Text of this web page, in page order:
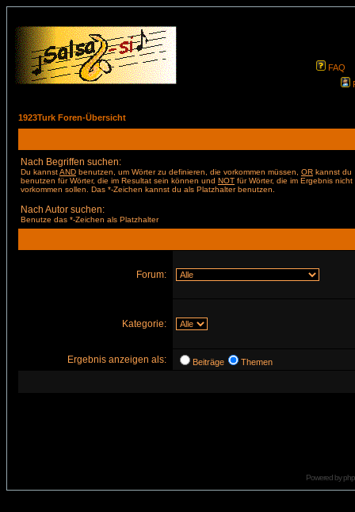
FAQ
1923Turk Foren-Übersicht
Nach Begriffen suchen:
Du kannstAND benutzen, um Wörter zu definieren, die vorkommen müssen, OR kannst du
benutzen für Wörter, die im Resultat sein können und NOT für Wörter, die im Ergebnis nicht
vorkommen sollen. Das *-Zeichen kannst du als Platzhalter benutzen.
Nach Autor suchen:
Benutze das *-Zeichen als Platzhalter
Forum:
Kategorie:
Ergebnis anzeigen als: Beiträge Themen
Powered by